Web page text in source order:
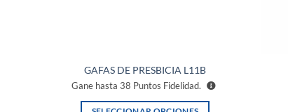
GAFAS DE PRESBICIA L11B
Gane hasta 38 Puntos Fidelidad.